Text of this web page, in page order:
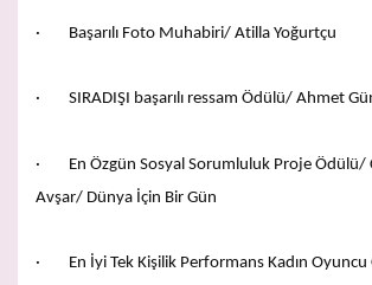
· Başarılı Foto Muhabiri/ Atilla Yoğurtçu
· SIRADIŞI başarılı ressam Ödülü/ Ahmet
· En Özgün Sosyal Sorumluluk Proje Ödülü/
Avşar/ Dünya İçin Bir Gün
· En İyi Tek Kişilik Performans Kadın Oyuncu